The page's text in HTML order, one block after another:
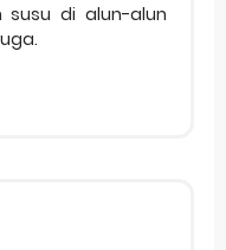
susu di alun-alun